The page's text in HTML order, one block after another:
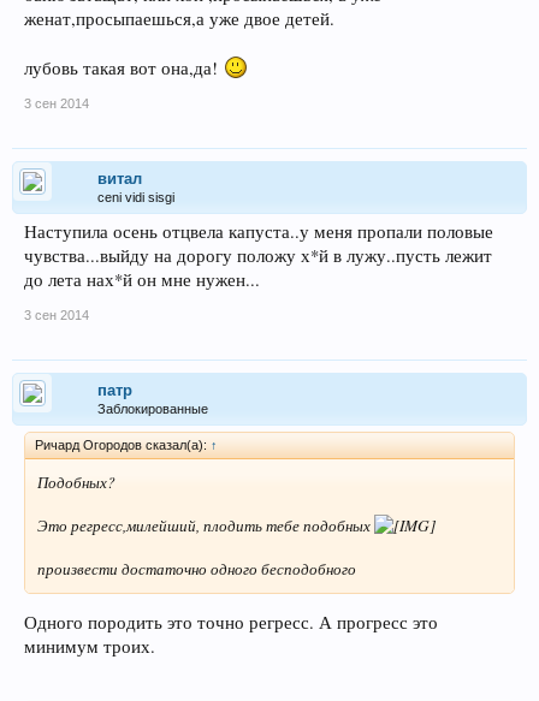
женат,просыпаешься,а уже двое детей.
лубовь такая вот она,да!
3 сен 2014
витал
ceni vidi sisgi
Наступила осень отцвела капуста..у меня пропали половые
чувства...выйду на дорогу положу х*й в лужу..пусть лежит
до лета нах*й он мне нужен...
3 сен 2014
патр
Заблокированные
Ричард Огородов сказал(а): ↑
Подобных?
Это регресс,милейший, плодить тебе подобных
произвести достаточно одного бесподобного
Одного породить это точно регресс. А прогресс это
минимум троих.